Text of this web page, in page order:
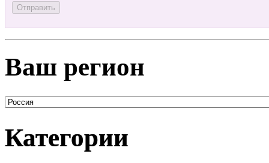
Ваш регион
Категории